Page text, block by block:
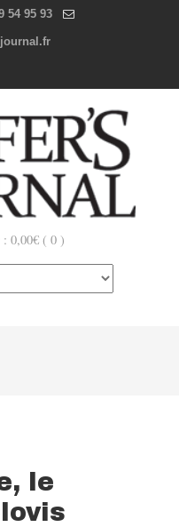
54 95 93
: 0,00€ ( 0 )
le